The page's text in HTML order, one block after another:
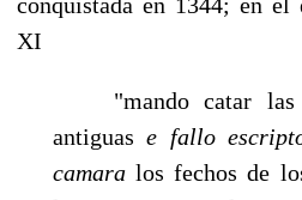
XI
"mando catar las
antiguase fallo
camaralos fechos de